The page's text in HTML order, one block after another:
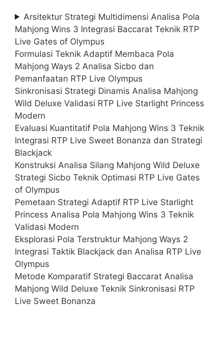
Arsitektur Strategi Multidimensi Analisa Pola
Mahjong Wins 3 Integrasi Baccarat Teknik RTP
Live Gates of Olympus
Formulasi Teknik Adaptif Membaca Pola
Mahjong Ways 2 Analisa Sicbo dan
Pemanfaatan RTP Live Olympus
Sinkronisasi Strategi Dinamis Analisa Mahjong
Wild Deluxe Validasi RTP Live Starlight Princess
Modern
Evaluasi Kuantitatif Pola Mahjong Wins 3 Teknik
Integrasi RTP Live Sweet Bonanza dan Strategi
Blackjack
Konstruksi Analisa Silang Mahjong Wild Deluxe
Strategi Sicbo Teknik Optimasi RTP Live Gates
of Olympus
Pemetaan Strategi Adaptif RTP Live Starlight
Princess Analisa Pola Mahjong Wins 3 Teknik
Validasi Modern
Eksplorasi Pola Terstruktur Mahjong Ways 2
Integrasi Taktik Blackjack dan Analisa RTP Live
Olympus
Metode Komparatif Strategi Baccarat Analisa
Mahjong Wild Deluxe Teknik Sinkronisasi RTP
Live Sweet Bonanza